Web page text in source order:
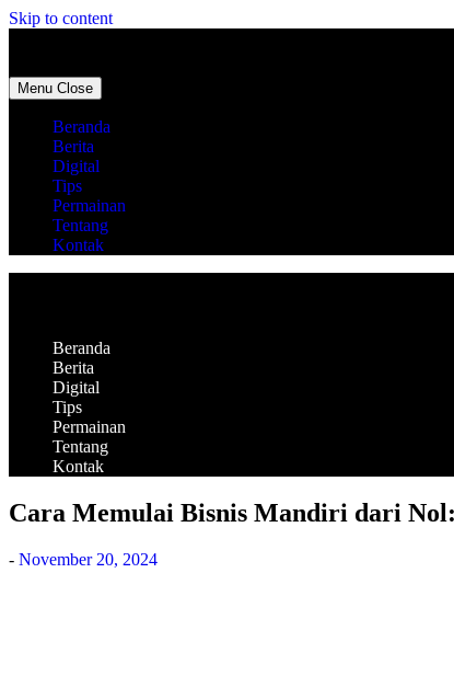
Skip to content
Menu Close
Beranda
Berita
Digital
Tips
Permainan
Tentang
Kontak
Beranda
Berita
Digital
Tips
Permainan
Tentang
Kontak
Cara Memulai Bisnis Mandiri dari
- November 20, 2024